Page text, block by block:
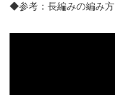
◆参考：長編みの編み方